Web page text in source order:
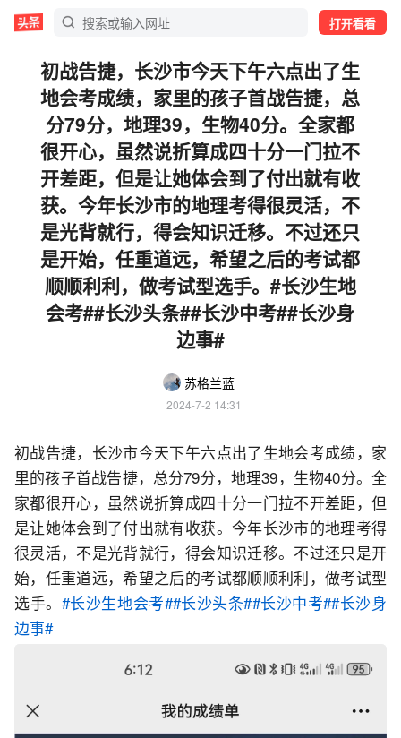
打开看看
初战告捷，长沙市今天下午六点出了生
地会考成绩，家里的孩子首战告捷，总
分79分，地理39，生物40分。全家都
很开心，虽然说折算成四十分一门拉不
开差距，但是让她体会到了付出就有收
获。今年长沙市的地理考得很灵活，不
是光背就行，得会知识迁移。不过还只
是开始，任重道远，希望之后的考试都
顺顺利利，做考试型选手。#长沙生地
会考##长沙头条##长沙中考##长沙身
边事#
苏格兰蓝
2024-7-2 14:31
初战告捷，长沙市今天下午六点出了生地会考成绩，家
里的孩子首战告捷，总分79分，地理39，生物40分。全
家都很开心，虽然说折算成四十分一门拉不开差距，但
是让她体会到了付出就有收获。今年长沙市的地理考得
很灵活，不是光背就行，得会知识迁移。不过还只是开
始，任重道远，希望之后的考试都顺顺利利，做考试型
选手。 #长沙生地会考##长沙头条##长沙中考##长沙身
边事#